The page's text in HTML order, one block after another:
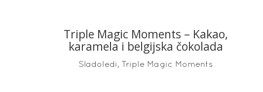
READ MORE
Triple Magic Moments – Kakao,
karamela i belgijska čokolada
Sladoledi, Triple Magic Moments